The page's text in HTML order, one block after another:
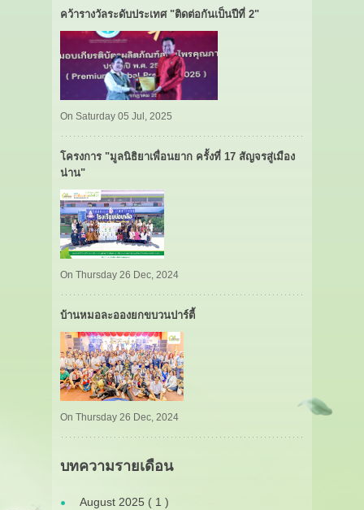
คว้ารางวัลระดับประเทศ "ติดต่อกันเป็นปีที่ 2"
On Saturday 05 Jul, 2025
โครงการ "มูลนิธิยาเพื่อนยาก ครั้งที่ 17 สัญจรสู่เมือง
น่าน"
On Thursday 26 Dec, 2024
บ้านหมอละอองยกขบวนปาร์ตี้
On Thursday 26 Dec, 2024
บทความรายเดือน
August 2025 ( 1 )